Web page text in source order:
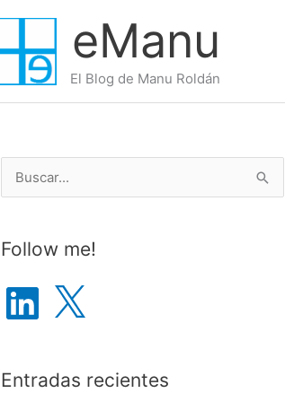
eManu
El Blog de Manu Roldán
u
c
r
Follow me!
L
n
I
n
X
Entradas recientes